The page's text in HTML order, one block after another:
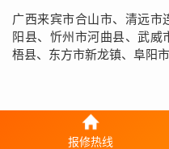
广西来宾市合山市、清远市
阳县、忻州市河曲县、武威
梧县、东方市新龙镇、阜阳
报修热线